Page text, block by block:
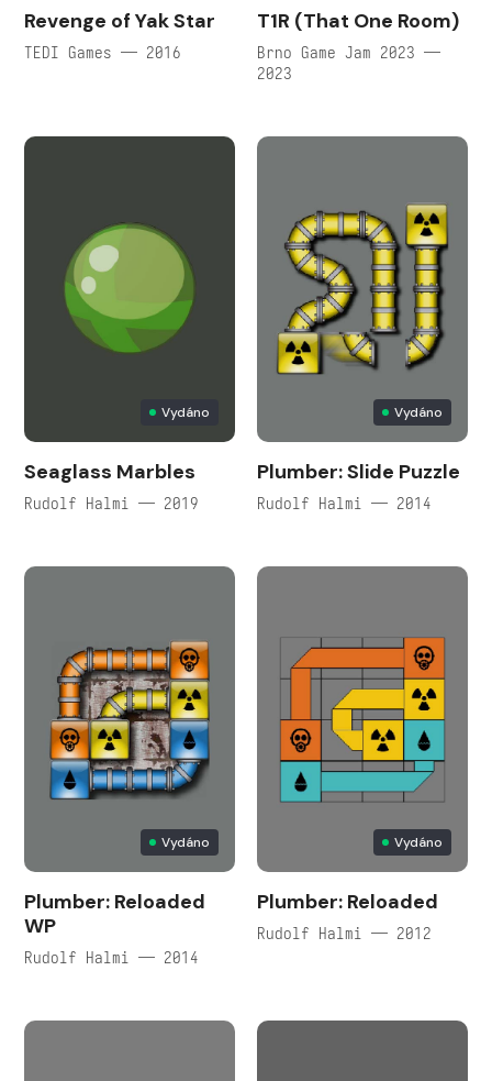
Revenge of Yak Star
TEDI Games — 2016
T1R (That One Room)
Brno Game Jam 2023 —
2023
Vydáno
Seaglass Marbles
Rudolf Halmi — 2019
Vydáno
Plumber: Slide Puzzle
Rudolf Halmi — 2014
Vydáno
Plumber: Reloaded
WP
Rudolf Halmi — 2014
Vydáno
Plumber: Reloaded
Rudolf Halmi — 2012